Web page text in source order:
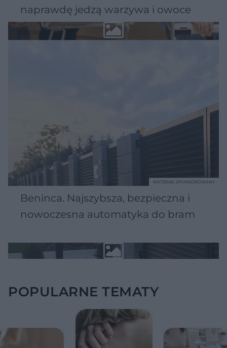
naprawdę jedzą warzywa i owoce
Beninca. Najszybsza, bezpieczna i
nowoczesna automatyka do bram
MATERIAŁ SPONSOROWANY
POPULARNE TEMATY